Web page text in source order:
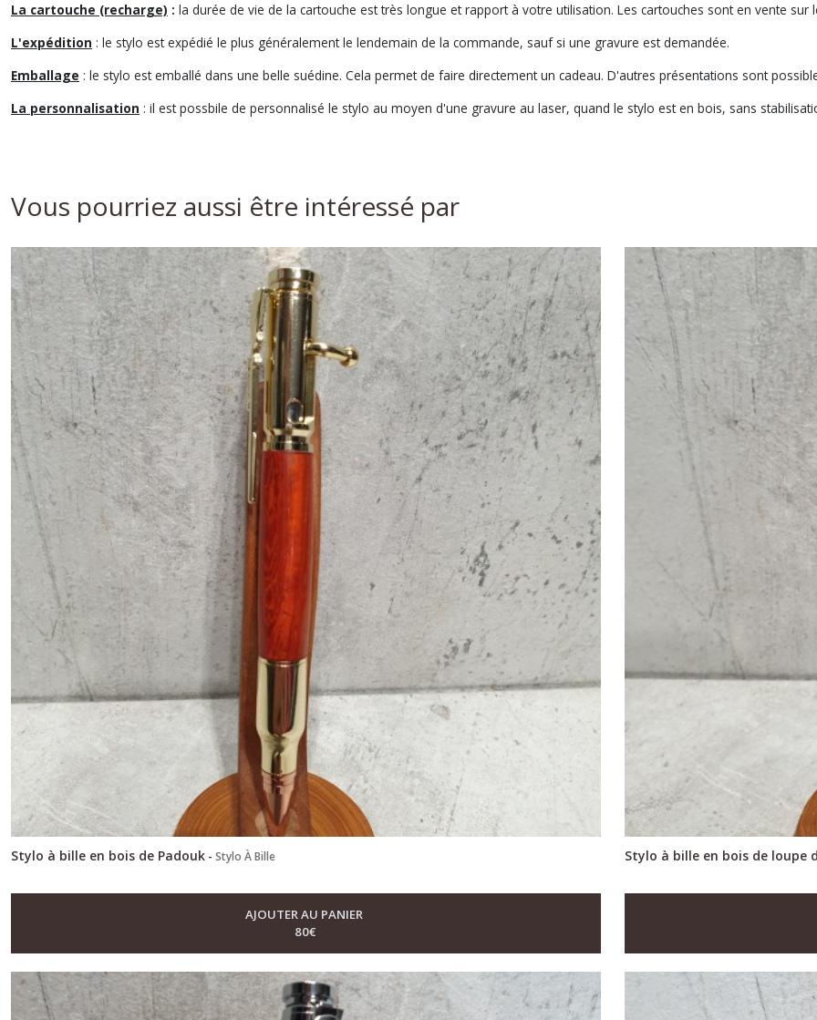
La cartouche (recharge) : la durée de vie de la cartouche est très longue et rapport à votre utilisation. Les cartouches sont en vente sur
L'expédition : le stylo est expédié le plus généralement le lendemain de la commande, sauf si une gravure est demandée.
Emballage : le stylo est emballé dans une belle suédine. Cela permet de faire directement un cadeau. D'autres présentations sont
La personnalisation : il est possbile de personnalisé le stylo au moyen d'une gravure au laser, quand le stylo est en bois, sans
Vous pourriez aussi être intéressé par
Stylo à bille en bois de Padouk - Stylo À Bille
AJOUTER AU PANIER
80€
Stylo à bille en bois de loupe